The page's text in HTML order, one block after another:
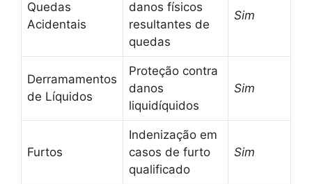
Quedas
Acidentais
danos físicos
resultantes de
quedas
Sim
Derramamentos
de Líquidos
Proteção contra
danos
liquidíquidos
Sim
Furtos
Indenização em
casos de furto
qualificado
Sim